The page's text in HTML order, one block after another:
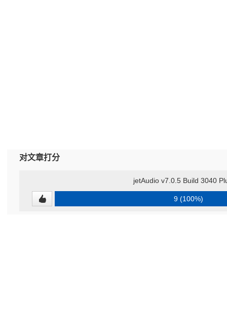
对文章打分
jetAudio v7.0.5 Build 3040
9 (100%)